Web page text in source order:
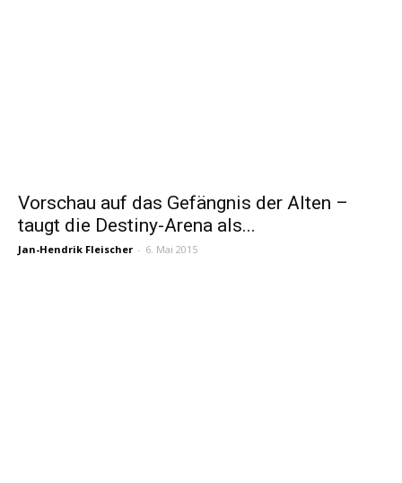
Vorschau auf das Gefängnis der Alten –
taugt die Destiny-Arena als...
Jan-Hendrik Fleischer - 6. Mai 2015